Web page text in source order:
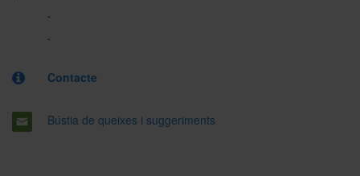
.
.
Contacte
Bústia de queixes i suggeriments